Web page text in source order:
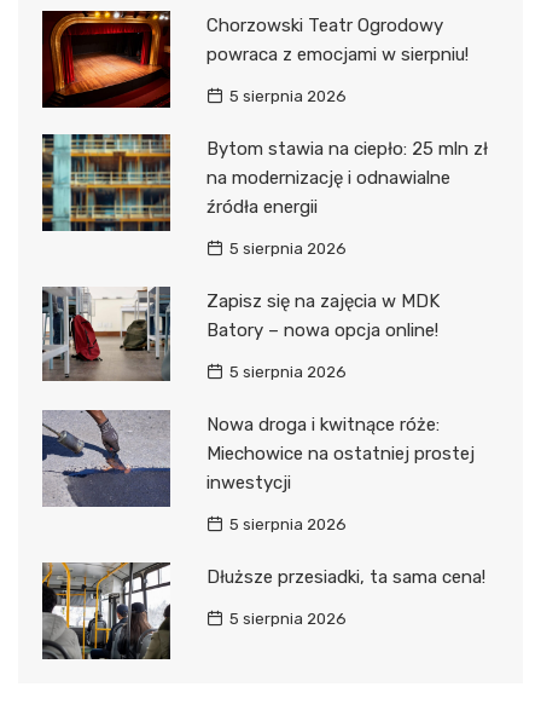
Chorzowski Teatr Ogrodowy
powraca z emocjami w sierpniu!
5 sierpnia 2026
Bytom stawia na ciepło: 25 mln zł
na modernizację i odnawialne
źródła energii
5 sierpnia 2026
Zapisz się na zajęcia w MDK
Batory – nowa opcja online!
5 sierpnia 2026
Nowa droga i kwitnące róże:
Miechowice na ostatniej prostej
inwestycji
5 sierpnia 2026
Dłuższe przesiadki, ta sama cena!
5 sierpnia 2026